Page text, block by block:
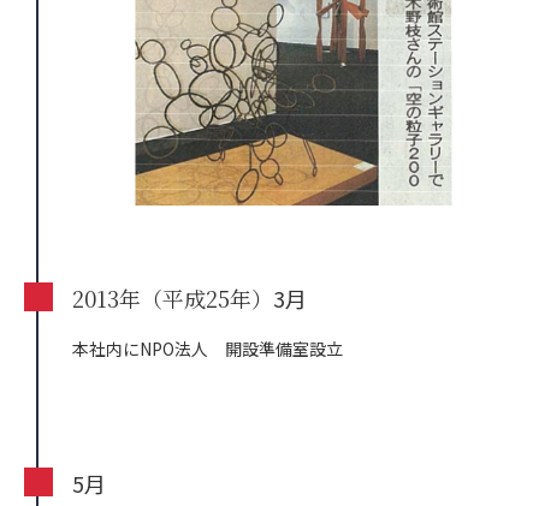
2013年（平成25年） 3月
本社内にNPO法人 開設準備室設立
5月